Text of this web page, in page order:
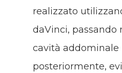
realizzato
daVinci, passando
cavità addominale
posteriormente,